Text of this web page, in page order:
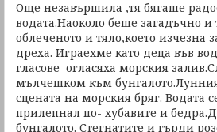
Още незавършила ,тя бягаше
водата.Наоколо беше загадъчно и
облеченото и тяло,което изчезна
дреха. Играехме като деца във
гласове огласяха морския
мълчешком към
сцената на морския бряг. Водата
прилепнал по- хубавите и
бунгалото. Стегнатите и гърди